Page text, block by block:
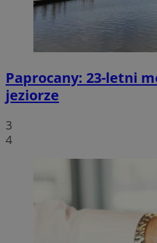
Paprocany: 23-letni
jeziorze
3
4